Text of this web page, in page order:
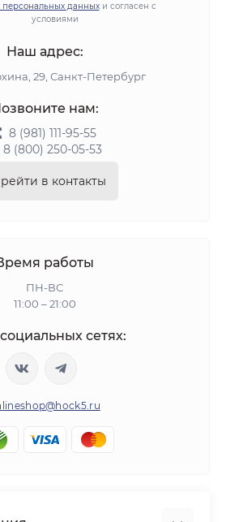
персональных данныхи согласен с
условиями
Наш адрес:
29, Санкт-Петербург
нам:
8 (981) 111-95-55
8 (800) 250-05-53
в контакты
работы
ПН-ВС
11:00 – 21:00
сетях: